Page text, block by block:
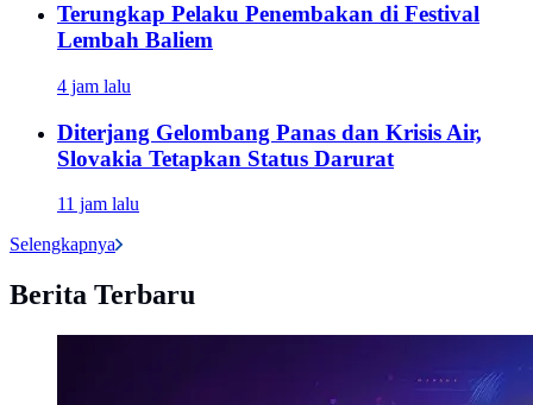
Terungkap Pelaku Penembakan di Festival
Lembah Baliem
4 jam lalu
Diterjang Gelombang Panas dan Krisis Air,
Slovakia Tetapkan Status Darurat
11 jam lalu
Selengkapnya
Berita Terbaru